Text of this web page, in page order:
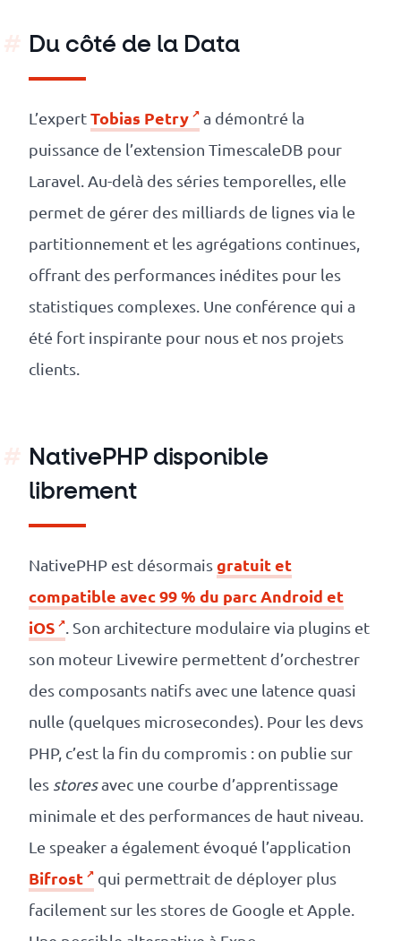
Du côté de la Data
L’expertTobias Petry
a démontré la
puissance de l’extension TimescaleDB pour
Laravel. Au-delà des séries temporelles, elle
permet de gérer des milliards de lignes via le
partitionnement et les agrégations continues,
offrant des performances inédites pour les
statistiques complexes. Une conférence qui a
été fort inspirante pour nous et nos projets
clients.
NativePHP disponible
librement
NativePHP est désormaisgratuit et
compatible avec 99 % du parc Android et
iOS
. Son architecture modulaire via plugins et
son moteur Livewire permettent d’orchestrer
des composants natifs avec une latence quasi
nulle (quelques microsecondes). Pour les devs
PHP, c’est la fin du compromis : on publie sur
les storesavec une courbe d’apprentissage
minimale et des performances de haut niveau.
Le speaker a également évoqué l’application
Bifrost
qui permettrait de déployer plus
facilement sur les stores de Google et Apple.